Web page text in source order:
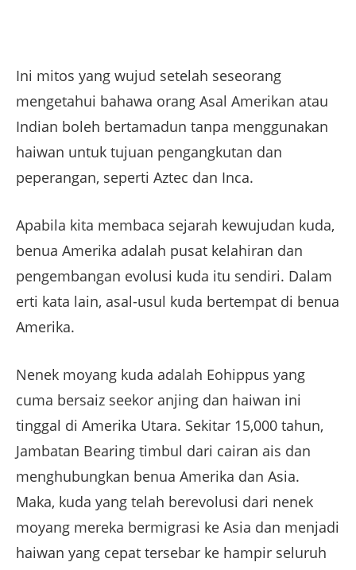
Ini mitos yang wujud setelah seseorang
mengetahui bahawa orang Asal Amerikan atau
Indian boleh bertamadun tanpa menggunakan
haiwan untuk tujuan pengangkutan dan
peperangan, seperti Aztec dan Inca.
Apabila kita membaca sejarah kewujudan kuda,
benua Amerika adalah pusat kelahiran dan
pengembangan evolusi kuda itu sendiri. Dalam
erti kata lain, asal-usul kuda bertempat di benua
Amerika.
Nenek moyang kuda adalah Eohippus yang
cuma bersaiz seekor anjing dan haiwan ini
tinggal di Amerika Utara. Sekitar 15,000 tahun,
Jambatan Bearing timbul dari cairan ais dan
menghubungkan benua Amerika dan Asia.
Maka, kuda yang telah berevolusi dari nenek
moyang mereka bermigrasi ke Asia dan menjadi
haiwan yang cepat tersebar ke hampir seluruh